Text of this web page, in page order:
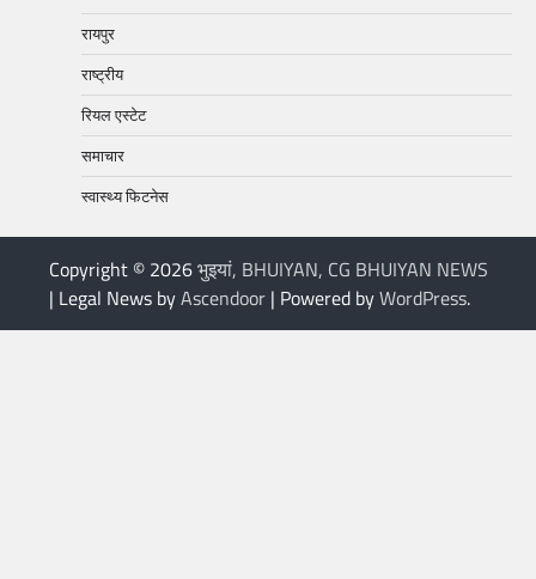
रायपुर
राष्ट्रीय
रियल एस्टेट
समाचार
स्वास्थ्य फिटनेस
Copyright © 2026भुइयां, BHUIYAN, CG BHUIYAN NEWS
| Legal News byAscendoor| Powered byWordPress.